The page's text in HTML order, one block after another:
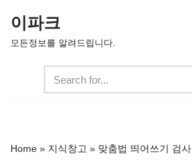
콘
기
이파크
모든정보를 알려드립니다.
Home » 지식창고 » 맞춤법 띄어쓰기 검사